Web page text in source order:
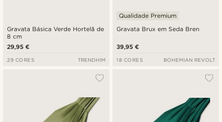
Gravata Básica Verde Hortelã de
8 cm
29,95 €
29 CORES TRENDHIM
Gravata Brux em Seda Bren
Qualidade Premium
39,95 €
18 CORES BOHEMIAN REVOLT